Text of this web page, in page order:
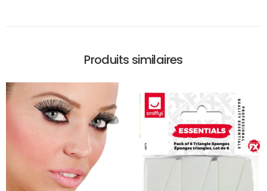
Produits similaires